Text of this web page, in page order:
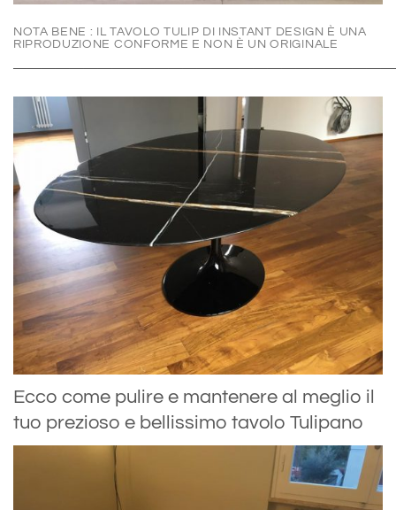
NOTA BENE : IL TAVOLO TULIP DI INSTANT DESIGN È UNA
RIPRODUZIONE CONFORME E NON È UN ORIGINALE
Ecco come pulire e mantenere al meglio il
tuo prezioso e bellissimo tavolo Tulipano